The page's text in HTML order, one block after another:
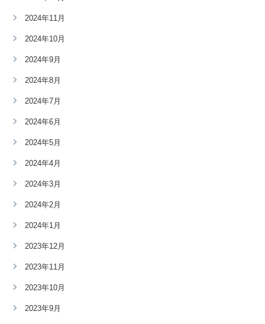
2024年11月
2024年10月
2024年9月
2024年8月
2024年7月
2024年6月
2024年5月
2024年4月
2024年3月
2024年2月
2024年1月
2023年12月
2023年11月
2023年10月
2023年9月